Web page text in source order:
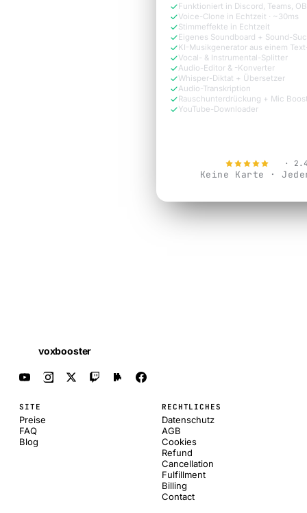
Funktioniert in Discord, Teams,
Voice-Clone in Echtzeit · ~30ms
Stimmeffekte in Echtzeit
Eigenes Soundboard + Sound-
KI-Musikgenerator aus einem
Vocal- & Instrumental-Splitter
Audio-Editor & -Konverter
Whisper-Diktat + Übersetzer
Audio-Transkription
Rauschunterdrückung + Mic
YouTube-Downloader
·
Keine Karte ·
voxbooster
SITE
Preise
FAQ
Blog
RECHTLICHES
Datenschutz
AGB
Cookies
Refund
Cancellation
Fulfillment
Billing
Contact